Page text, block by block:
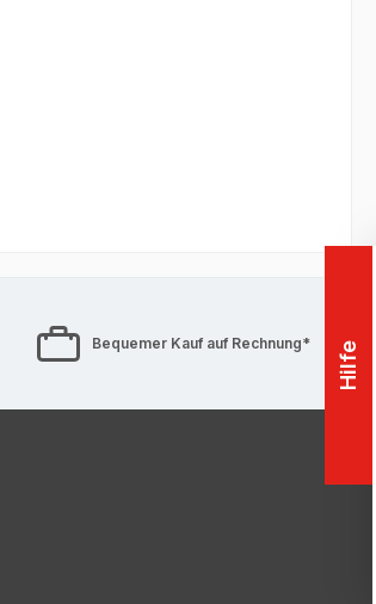
Bequemer Kauf auf Rechnung* Hilfe